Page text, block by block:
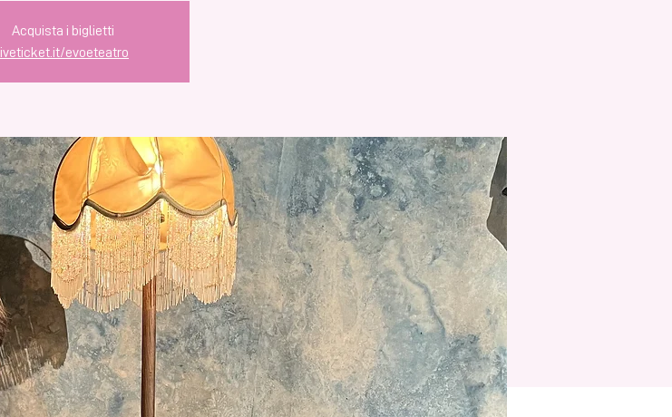
Acquista i biglietti
liveticket.it/evoeteatro